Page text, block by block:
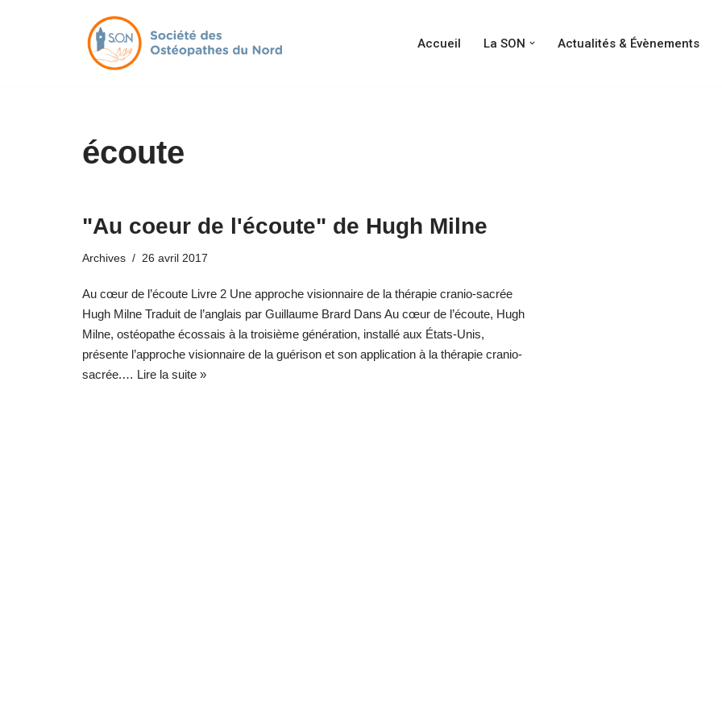
Accueil La SON Actualités & Évènements
écoute
"Au coeur de l'écoute" de Hugh Milne
Archives 26 avril 2017
Au cœur de l’écoute Livre 2 Une approche visionnaire de la thérapie cranio-sacrée
Hugh Milne Traduit de l’anglais par Guillaume Brard Dans Au cœur de l’écoute, Hugh
Milne, ostéopathe écossais à la troisième génération, installé aux États-Unis,
présente l’approche visionnaire de la guérison et son application à la thérapie cranio-
sacrée.… Lire la suite »